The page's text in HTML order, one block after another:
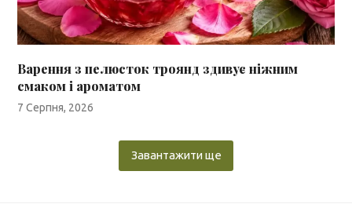
Варення з пелюсток троянд здивує ніжним
смаком і ароматом
7 Серпня, 2026
Завантажити ще